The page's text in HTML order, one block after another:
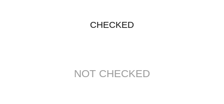
CHECKED
NOT CHECKED